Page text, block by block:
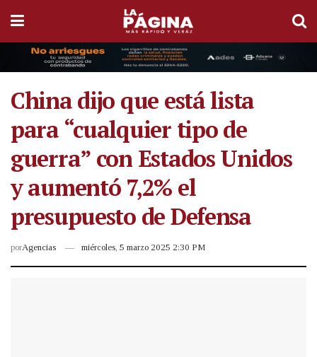
China dijo que está lista
para “cualquier tipo de
guerra” con Estados Unidos
y aumentó 7,2% el
presupuesto de Defensa
porAgencias miércoles, 5 marzo 2025 2:30 PM